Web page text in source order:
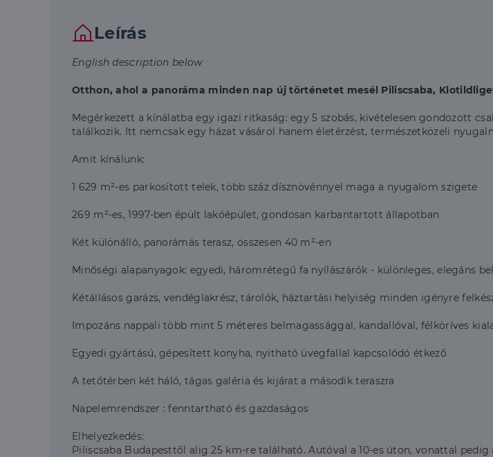
Leírás
English description below
Otthon, ahol a panoráma minden nap új történetet mesél Piliscsaba,
Megérkezett a kínálatba egy igazi ritkaság: egy 5 szobás, kivételesen gondozott
találkozik. Itt nemcsak egy házat vásárol hanem életérzést, természetközeli
Amit kínálunk:
1 629 m²-es parkosított telek, több száz dísznövénnyel maga a nyugalom szigete
269 m²-es, 1997-ben épült lakóépület, gondosan karbantartott állapotban
Két különálló, panorámás terasz, összesen 40 m²-en
Minőségi alapanyagok: egyedi, háromrétegű fa nyílászárók - különleges, elegáns
Kétállásos garázs, vendéglakrész, tárolók, háztartási helyiség minden igényre
Impozáns nappali több mint 5 méteres belmagassággal, kandallóval, félköríves
Egyedi gyártású, gépesített konyha, nyitható üvegfallal kapcsolódó étkező
A tetőtérben két háló, tágas galéria és kijárat a második teraszra
Napelemrendszer : fenntartható és gazdaságos
Elhelyezkedés:
Piliscsaba Budapesttől alig 25 km-re található. Autóval a 10-es úton, vonattal